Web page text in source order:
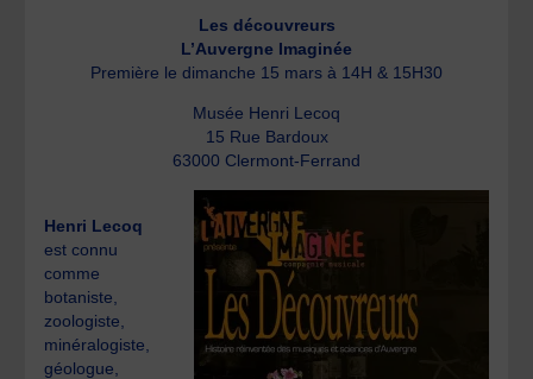
Les découvreurs
L’Auvergne Imaginée
Première le dimanche 15 mars à 14H & 15H30
Musée Henri Lecoq
15 Rue Bardoux
63000 Clermont-Ferrand
Henri Lecoq
est connu
comme
botaniste,
zoologiste,
minéralogiste,
géologue,